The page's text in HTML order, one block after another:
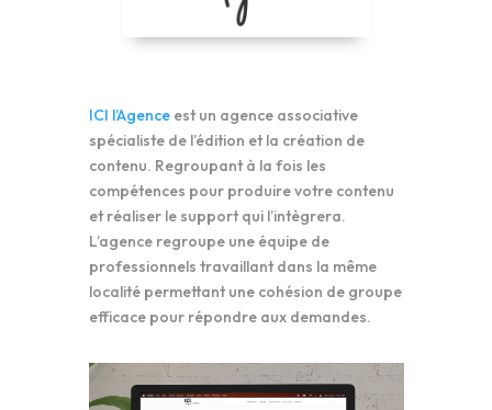
ICI l’Agenceest un agence associative
spécialiste de l’édition et la création de
contenu. Regroupant à la fois les
compétences pour produire votre contenu
et réaliser le support qui l’intègrera.
L’agence regroupe une équipe de
professionnels travaillant dans la même
localité permettant une cohésion de groupe
efficace pour répondre aux demandes.